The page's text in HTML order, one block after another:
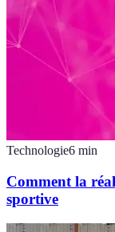
Technologie6 min
Comment la
sportive